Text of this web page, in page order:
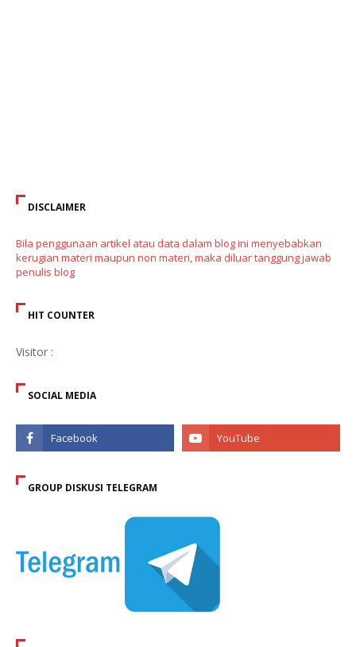
DISCLAIMER
Bila penggunaan artikel atau data dalam blog ini menyebabkan
kerugian materi maupun non materi, maka diluar tanggung jawab
penulis blog
HIT COUNTER
Visitor :
SOCIAL MEDIA
GROUP DISKUSI TELEGRAM